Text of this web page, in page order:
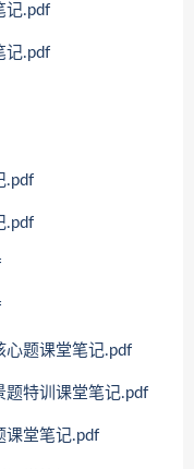
.pdf
.pdf
.pdf
.pdf
题课堂笔记.pdf
特训课堂笔记.pdf
堂笔记.pdf